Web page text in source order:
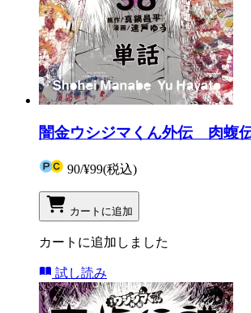
闇金ウシジマくん外伝 肉蝮
90/¥99(税込)
カートに追加
カートに追加しました
試し読み